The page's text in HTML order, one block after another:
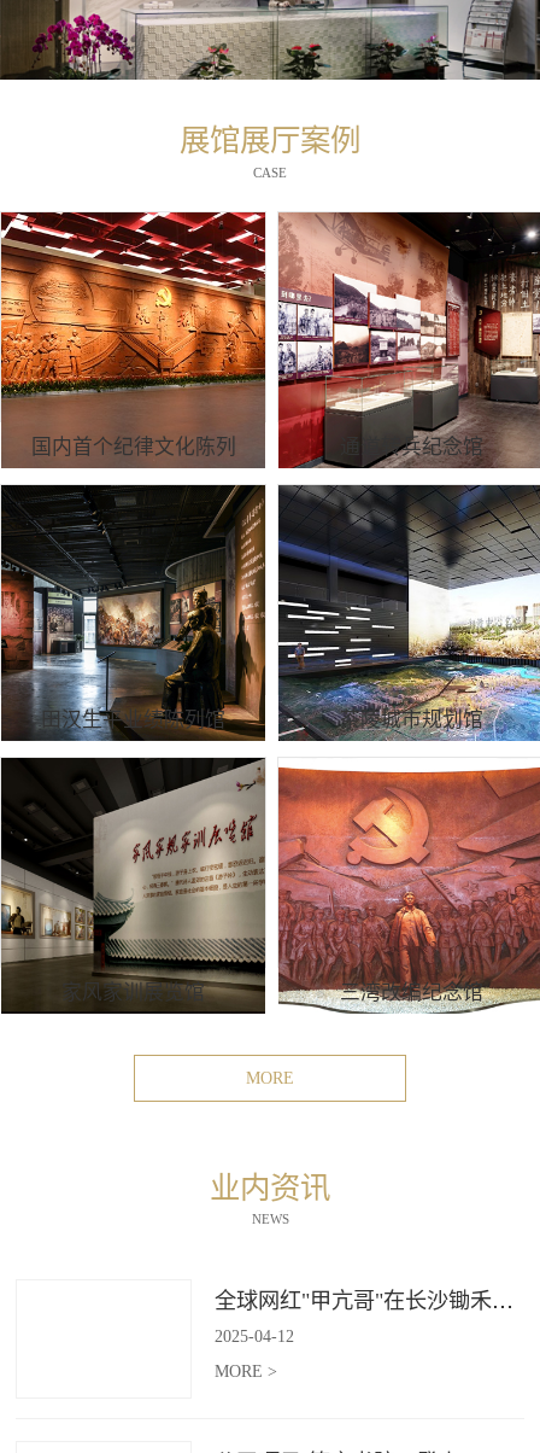
展馆展厅案例
CASE
国内首个纪律文化陈列 通道转兵纪念馆
田汉生平业绩陈列馆 茶陵城市规划馆
家风家训展览馆 三湾改编纪念馆
MORE
业内资讯
NEWS
全球网红"甲亢哥"在长沙锄禾打造的杜甫江阁体验参观
2025-04-12
MORE >